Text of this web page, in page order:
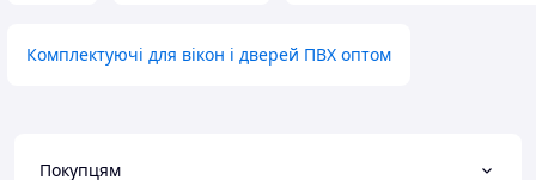
Комплектуючі для вікон і дверей ПВХ оптом
Покупцям